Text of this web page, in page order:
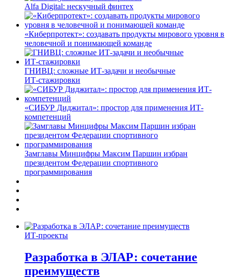
Alfa Digital: нескучный финтех
«Киберпротект»: создавать продукты мирового уровня в
человечной и понимающей команде
ГНИВЦ: сложные ИТ‑задачи и необычные
ИТ‑стажировки
«СИБУР Диджитал»: простор для применения ИТ-
компетенций
Замглавы Минцифры Максим Паршин избран
президентом Федерации спортивного
программирования
ИТ-проекты
Разработка в ЭЛАР: сочетание
преимуществ